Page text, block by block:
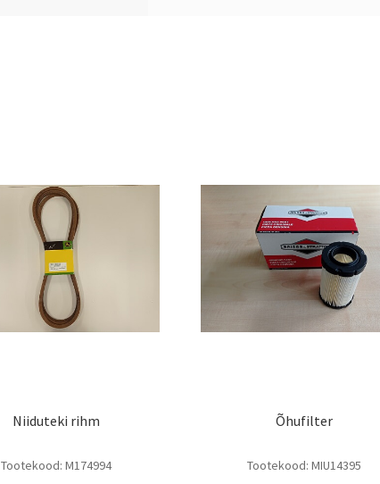
Niiduteki rihm
Tootekood:M174994
Õhufilter
Tootekood: MIU14395